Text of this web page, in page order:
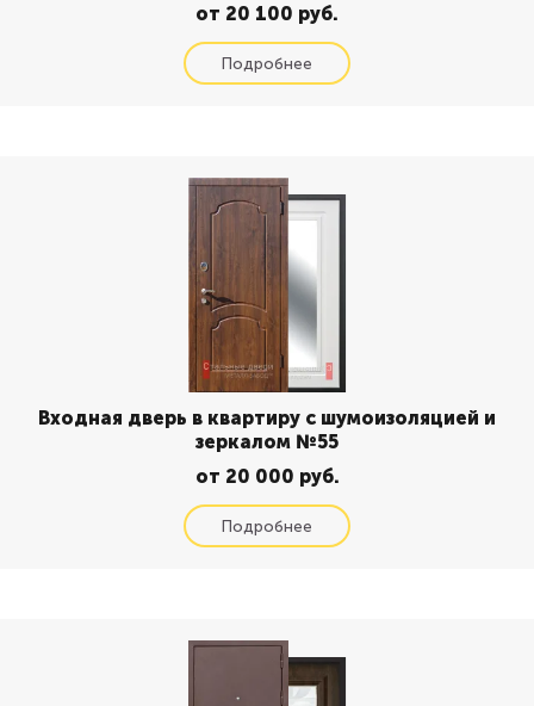
от 20 100 руб.
Входная дверь в квартиру с шумоизоляцией и
зеркалом №55
от 20 000 руб.